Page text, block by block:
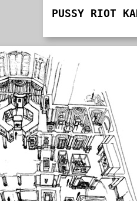
PUSSY RIOT